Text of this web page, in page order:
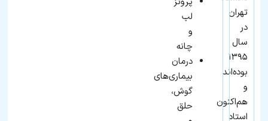
تهران
در
سال
۱۳۹۵
بوده‌اند
و
هم‌اکنون
استاد
لب
و
چانه
درمان
بیماری‌های
گوش،
حلق